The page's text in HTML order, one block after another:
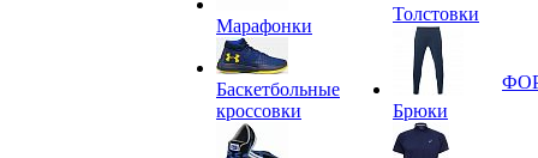
Марафонки
Баскетбольные
кроссовки
Толстовки
Брюки